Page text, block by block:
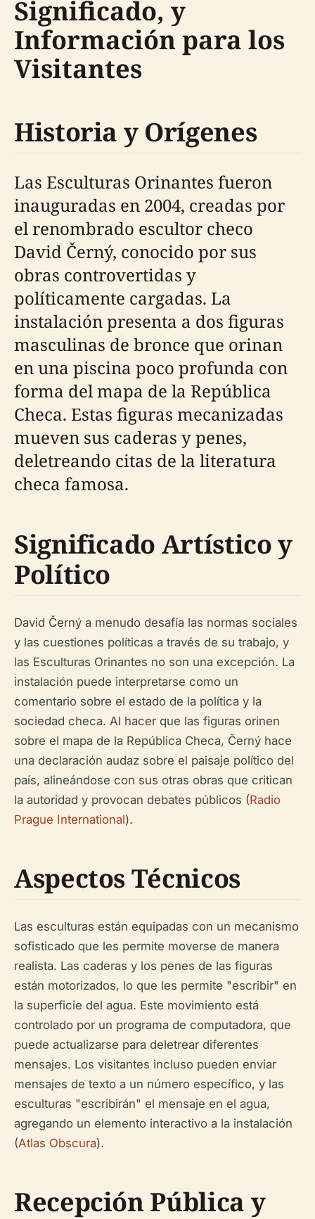
Significado, y
Información para los
Visitantes
Historia y Orígenes
Las Esculturas Orinantes fueron
inauguradas en 2004, creadas por
el renombrado escultor checo
David Černý, conocido por sus
obras controvertidas y
políticamente cargadas. La
instalación presenta a dos figuras
masculinas de bronce que orinan
en una piscina poco profunda con
forma del mapa de la República
Checa. Estas figuras mecanizadas
mueven sus caderas y penes,
deletreando citas de la literatura
checa famosa.
Significado Artístico y
Político
David Černý a menudo desafía las normas sociales
y las cuestiones políticas a través de su trabajo, y
las Esculturas Orinantes no son una excepción. La
instalación puede interpretarse como un
comentario sobre el estado de la política y la
sociedad checa. Al hacer que las figuras orinen
sobre el mapa de la República Checa, Černý hace
una declaración audaz sobre el paisaje político del
país, alineándose con sus otras obras que critican
la autoridad y provocan debates públicos (Radio
Prague International).
Aspectos Técnicos
Las esculturas están equipadas con un mecanismo
sofisticado que les permite moverse de manera
realista. Las caderas y los penes de las figuras
están motorizados, lo que les permite "escribir" en
la superficie del agua. Este movimiento está
controlado por un programa de computadora, que
puede actualizarse para deletrear diferentes
mensajes. Los visitantes incluso pueden enviar
mensajes de texto a un número específico, y las
esculturas "escribirán" el mensaje en el agua,
agregando un elemento interactivo a la instalación
(Atlas Obscura).
Recepción Pública y